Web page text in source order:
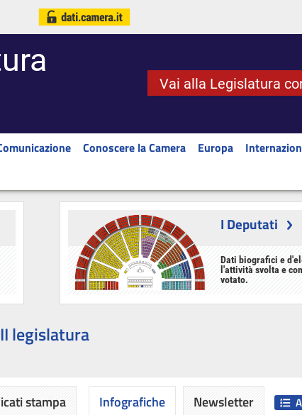
Vai alla Legislatura
Conoscere la Camera Europa
I Deputati
Dati biografici e
l'attività svolta e
votato.
legislatura
stampa Infografiche Newsletter